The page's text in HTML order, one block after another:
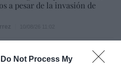
Do Not Process My
a pesar de la invasión de
a los españoles que les
el presidente del
desde La Mareta